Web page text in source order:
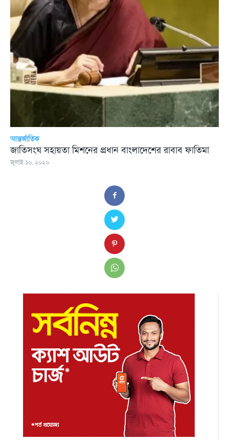
আন্তর্জাতিক
জাতিসংঘ সহায়তা মিশনের প্রধান বাংলাদেশের রাবাব ফাতিমা
জুলাই ১৬, ২০২৬